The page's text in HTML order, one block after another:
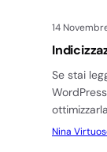
14
Se stai
Nina